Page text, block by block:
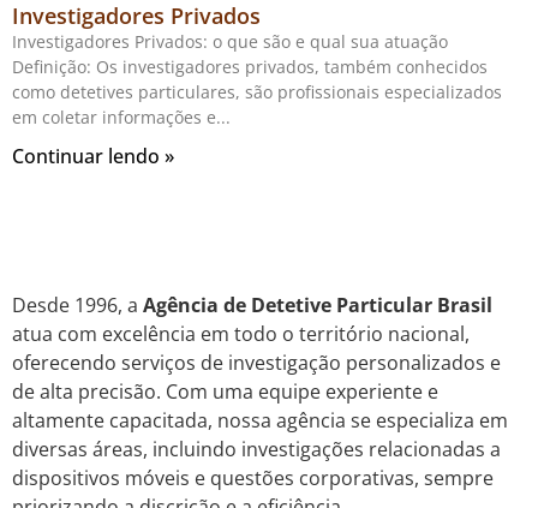
Investigadores Privados
Investigadores Privados: o que são e qual sua atuação
Definição: Os investigadores privados, também conhecidos
como detetives particulares, são profissionais especializados
em coletar informações e
Continuar lendo »
Desde 1996, a Agência de Detetive Particular Brasil
atua com excelência em todo o território nacional,
oferecendo serviços de investigação personalizados e
de alta precisão. Com uma equipe experiente e
altamente capacitada, nossa agência se especializa em
diversas áreas, incluindo investigações relacionadas a
dispositivos móveis e questões corporativas, sempre